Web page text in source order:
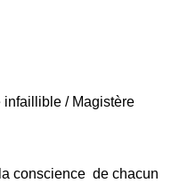
infaillible / Magistère
conscience de chacun